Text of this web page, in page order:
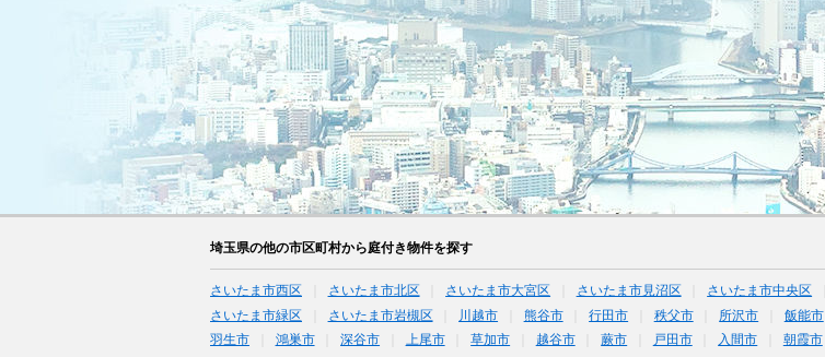
埼玉県の他の市区町村から庭付き物件を探す
さいたま市西区 さいたま市北区 さいたま市大宮区 さいたま市見沼区 さいたま市中央区
さいたま市緑区
さいたま市岩槻区 川越市 熊谷市 行田市 秩父市 所沢市 飯能市
羽生市
鴻巣市 深谷市 上尾市 草加市 越谷市 蕨市 戸田市 入間市 朝霞市